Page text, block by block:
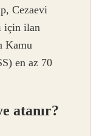
Cezaevi
için ilan
Kamu
en az 70
atanır?